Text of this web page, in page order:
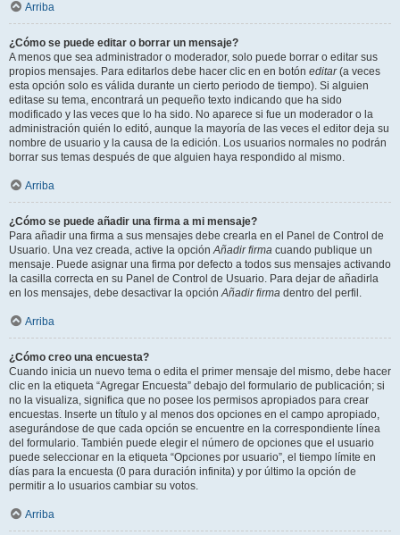
Arriba
¿Cómo se puede editar o borrar un mensaje?
A menos que sea administrador o moderador, solo puede borrar o editar sus
propios mensajes. Para editarlos debe hacer clic en en botón editar(a veces
esta opción solo es válida durante un cierto periodo de tiempo). Si alguien
editase su tema, encontrará un pequeño texto indicando que ha sido
modificado y las veces que lo ha sido. No aparece si fue un moderador o la
administración quién lo editó, aunque la mayoría de las veces el editor deja su
nombre de usuario y la causa de la edición. Los usuarios normales no podrán
borrar sus temas después de que alguien haya respondido al mismo.
Arriba
¿Cómo se puede añadir una firma a mi mensaje?
Para añadir una firma a sus mensajes debe crearla en el Panel de Control de
Usuario. Una vez creada, active la opciónAñadir firma cuando publique un
mensaje. Puede asignar una firma por defecto a todos sus mensajes activando
la casilla correcta en su Panel de Control de Usuario. Para dejar de añadirla
en los mensajes, debe desactivar la opciónAñadir firma dentro del perfil.
Arriba
¿Cómo creo una encuesta?
Cuando inicia un nuevo tema o edita el primer mensaje del mismo, debe hacer
clic en la etiqueta “Agregar Encuesta” debajo del formulario de publicación; si
no la visualiza, significa que no posee los permisos apropiados para crear
encuestas. Inserte un título y al menos dos opciones en el campo apropiado,
asegurándose de que cada opción se encuentre en la correspondiente línea
del formulario. También puede elegir el número de opciones que el usuario
puede seleccionar en la etiqueta “Opciones por usuario”, el tiempo límite en
días para la encuesta (0 para duración infinita) y por último la opción de
permitir a lo usuarios cambiar su votos.
Arriba